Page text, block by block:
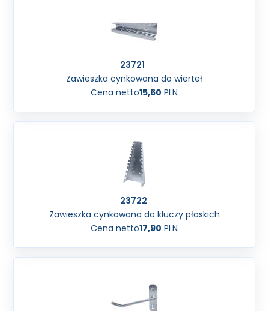
23721
Zawieszka cynkowana do wierteł
Cena netto15,60 PLN
23722
Zawieszka cynkowana do kluczy płaskich
Cena netto17,90 PLN